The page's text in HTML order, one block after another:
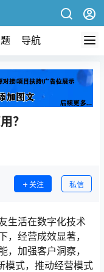
导航
？
关注 私信
生活在数字化技术
，经营成效显著，
，加强客户洞察，
模式，推动经营模式